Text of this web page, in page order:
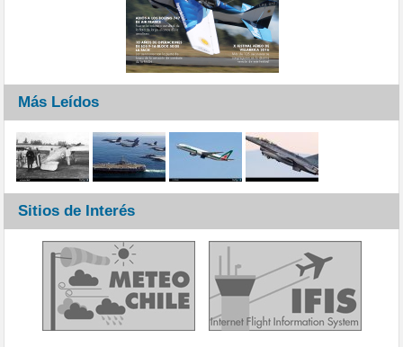
Más Leídos
Sitios de Interés